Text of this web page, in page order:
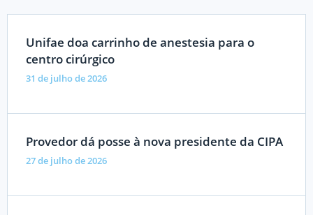
Unifae doa carrinho de anestesia para o
centro cirúrgico
31 de julho de 2026
Provedor dá posse à nova presidente da CIPA
27 de julho de 2026